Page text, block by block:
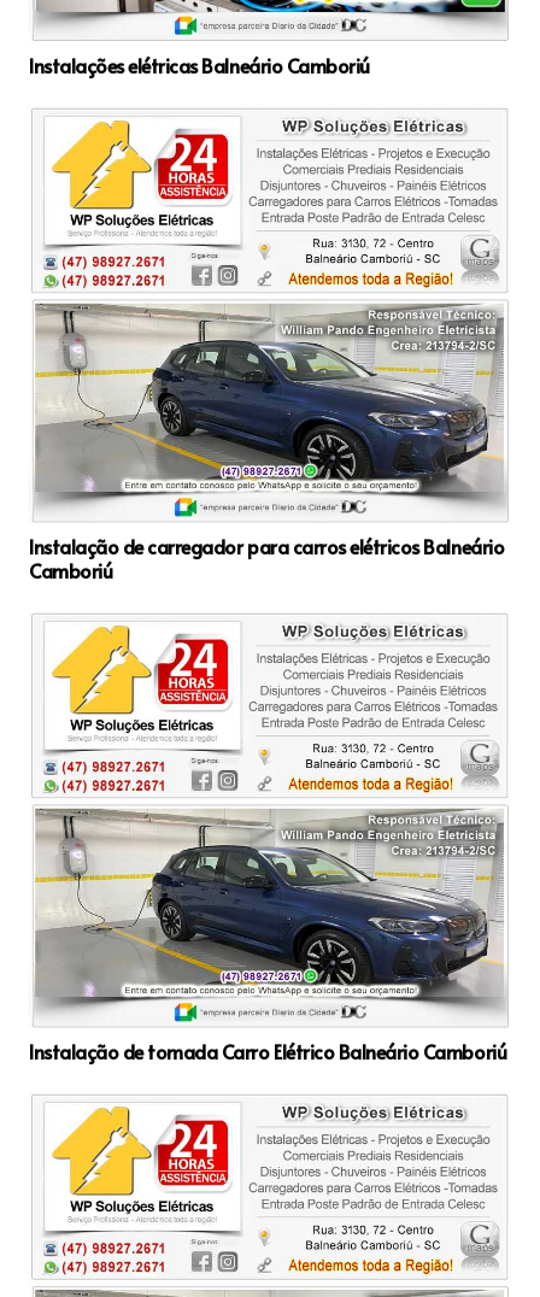
Instalações elétricas Balneário Camboriú
Instalação de carregador para carros elétricos Balneário
Camboriú
Instalação de tomada Carro Elétrico Balneário Camboriú